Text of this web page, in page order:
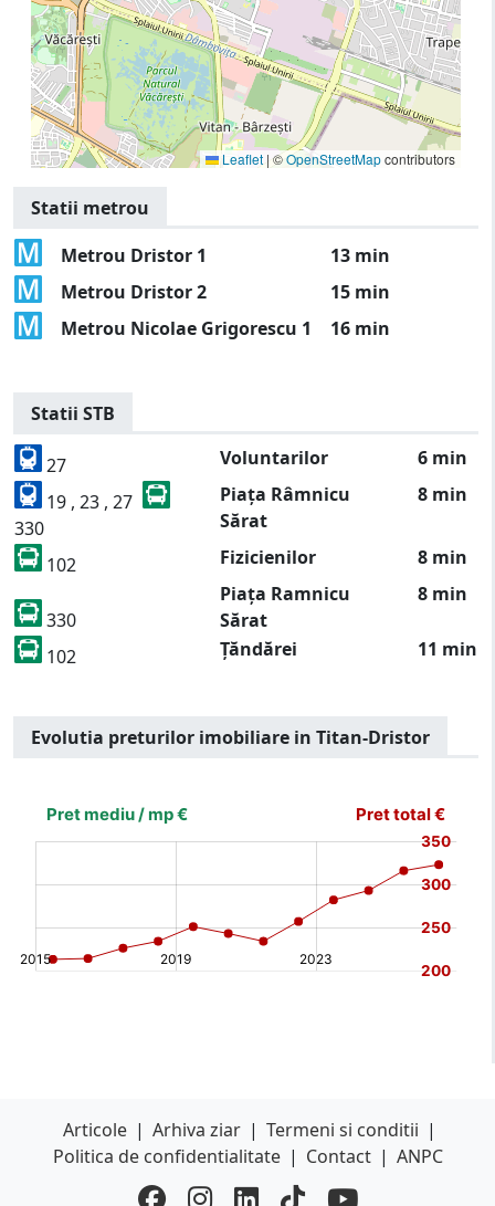
Leaflet |©OpenStreetMapcontributors
Statii metrou
Metrou Dristor 1
13 min
Metrou Dristor 2
15 min
Metrou Nicolae Grigorescu 1
16 min
Statii STB
27 Voluntarilor
6 min
19 , 23 , 27
330
Piața Râmnicu
Sărat
8 min
102 Fizicienilor 8 min
330
Piața Ramnicu
Sărat
8 min
102 Țăndărei 11 min
Evolutia preturilor imobiliare in Titan-Dristor
Articole | Arhiva ziar | Termeni si conditii |
Politica de confidentialitate | Contact | ANPC